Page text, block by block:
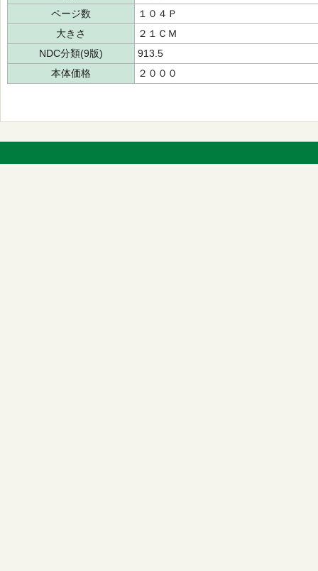
ページ数
１０４Ｐ
大きさ
２１ＣＭ
NDC分類(9版)
913.5
本体価格
２０００